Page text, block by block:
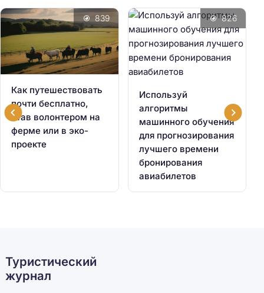
Как путешествовать
почти бесплатно,
став волонтером на
ферме или в эко-
проекте
839
Используй
алгоритмы
машинного обучения
для прогнозирования
лучшего времени
бронирования
авиабилетов
826
Туристический
журнал